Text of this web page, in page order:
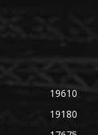
19610
19180